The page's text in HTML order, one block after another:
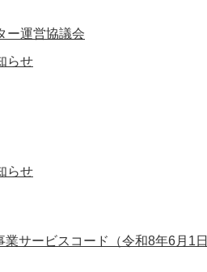
ー運営協議会
らせ
らせ
業サービスコード（令和8年6月1日